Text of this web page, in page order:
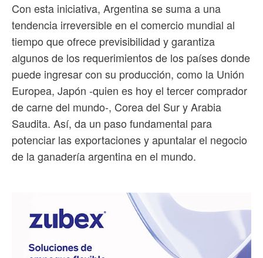
Con esta iniciativa, Argentina se suma a una
tendencia irreversible en el comercio mundial al
tiempo que ofrece previsibilidad y garantiza
algunos de los requerimientos de los países donde
puede ingresar con su producción, como la Unión
Europea, Japón -quien es hoy el tercer comprador
de carne del mundo-, Corea del Sur y Arabia
Saudita. Así, da un paso fundamental para
potenciar las exportaciones y apuntalar el negocio
de la ganadería argentina en el mundo.